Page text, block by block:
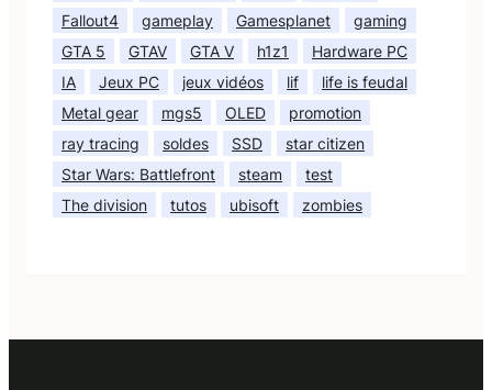
Fallout4 gameplay Gamesplanet
gaming
GTA 5
GTAV GTA V h1z1
Hardware PC
IA
Jeux PC jeux vidéos lif
life is feudal
Metal gear
mgs5 OLED
promotion
ray tracing
soldes SSD
star citizen
Star Wars: Battlefront
steam
test
The division
tutos ubisoft zombies